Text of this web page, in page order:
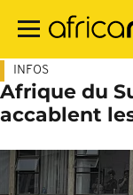
contenu
INFOS
Afrique du
accablent